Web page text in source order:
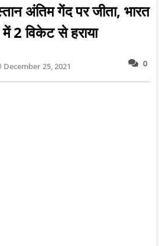
अंतिम गेंद पर जीता, भारत
2 विकेट से हराया
0
December 25, 2021